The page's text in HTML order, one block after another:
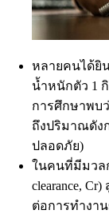
หลายคนได้ยิ
น้ำหนักตัว 1
การศึกษาพบ
ถึงปริมาณดัง
ปลอดภัย)
ในคนที่มีมวล
clearance,
ต่อการทำงา